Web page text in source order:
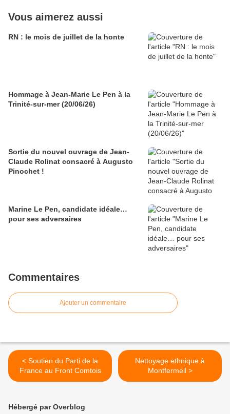
Vous aimerez aussi
RN : le mois de juillet de la honte
Hommage à Jean-Marie Le Pen à la
Trinité-sur-mer (20/06/26)
Sortie du nouvel ouvrage de Jean-
Claude Rolinat consacré à Augusto
Pinochet !
Marine Le Pen, candidate idéale…
pour ses adversaires
Commentaires
Ajouter un commentaire
< Soutien du Parti de la
France au Front Comtois
Nettoyage ethnique à
Montfermeil >
Hébergé par Overblog